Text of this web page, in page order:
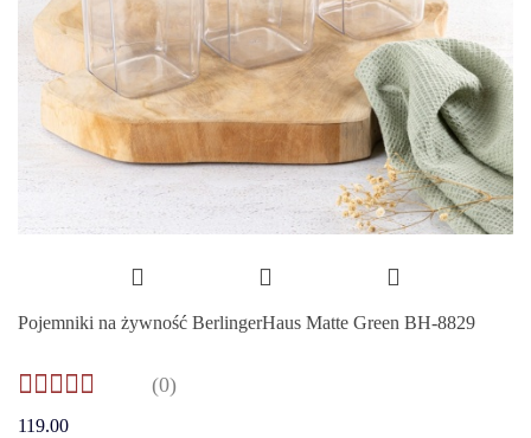
Pojemniki na żywność BerlingerHaus Matte Green BH-8829
(0)
119.00